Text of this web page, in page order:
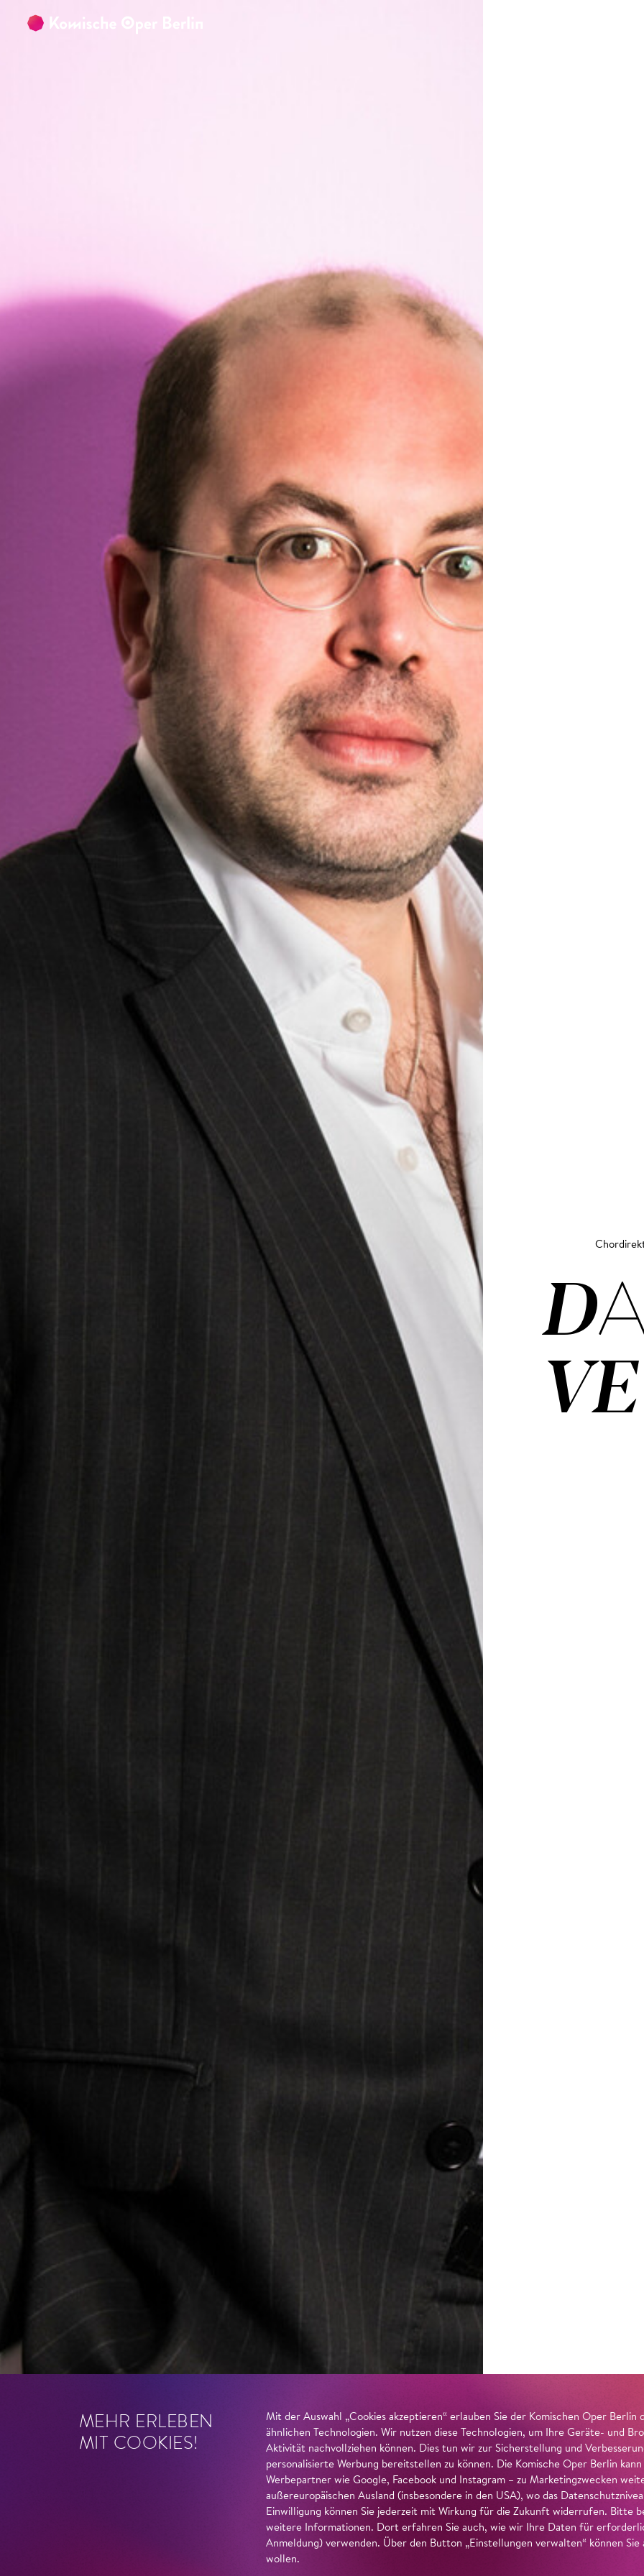
Zum Hauptinhalt springen Zum Footer springen
MEHR ERLEBEN
MIT COOKIES!
Mit der Auswahl „Cookies akzeptieren“ erlauben Sie der Komischen Oper Berlin
ähnlichen Technologien. Wir nutzen diese Technologien, um Ihre Geräte- und
Aktivität nachvollziehen können. Dies tun wir zur Sicherstellung und
personalisierte Werbung bereitstellen zu können. Die Komische Oper Berlin
Werbepartner wie Google, Facebook und Instagram – zu Marketingzwecken
außereuropäischen Ausland (insbesondere in den USA), wo das
Einwilligung können Sie jederzeit mit Wirkung für die Zukunft widerrufen. Bitte
weitere Informationen. Dort erfahren Sie auch, wie wir Ihre Daten für
Anmeldung) verwenden. Über den Button „Einstellungen verwalten“ können Sie
wollen.